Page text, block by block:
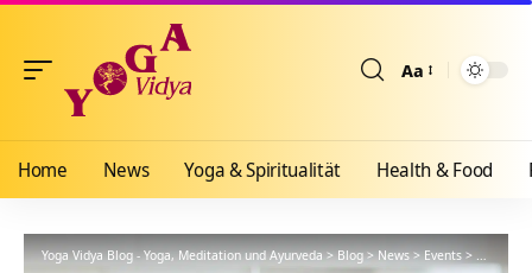
Aa
Home News Yoga & Spiritualität Health & Food
Yoga Vidya Blog - Yoga, Meditation und Ayurveda>Blog>News>Events>Indische